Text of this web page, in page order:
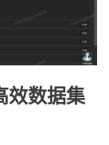
效数据集